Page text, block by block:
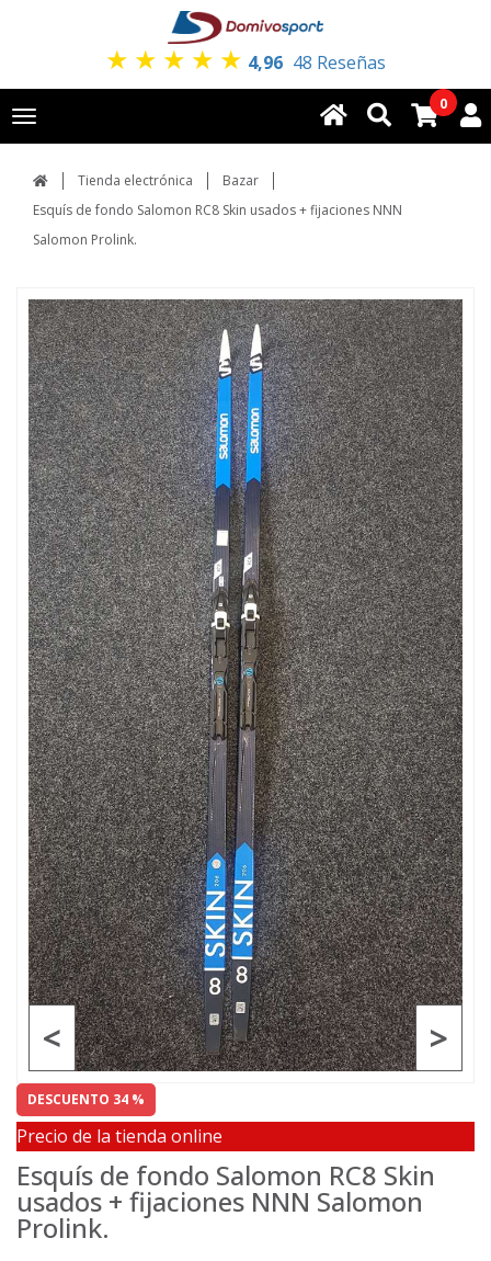
★ ★ ★ ★ ★ 4,96 48 Reseñas
Toggle
navigation
0
Tienda electrónica
Bazar
Esquís de fondo Salomon RC8 Skin usados + fijaciones NNN
Salomon Prolink.
>
<
DESCUENTO 34 %
Precio de la tienda online
Esquís de fondo Salomon RC8 Skin
usados + fijaciones NNN Salomon
Prolink.